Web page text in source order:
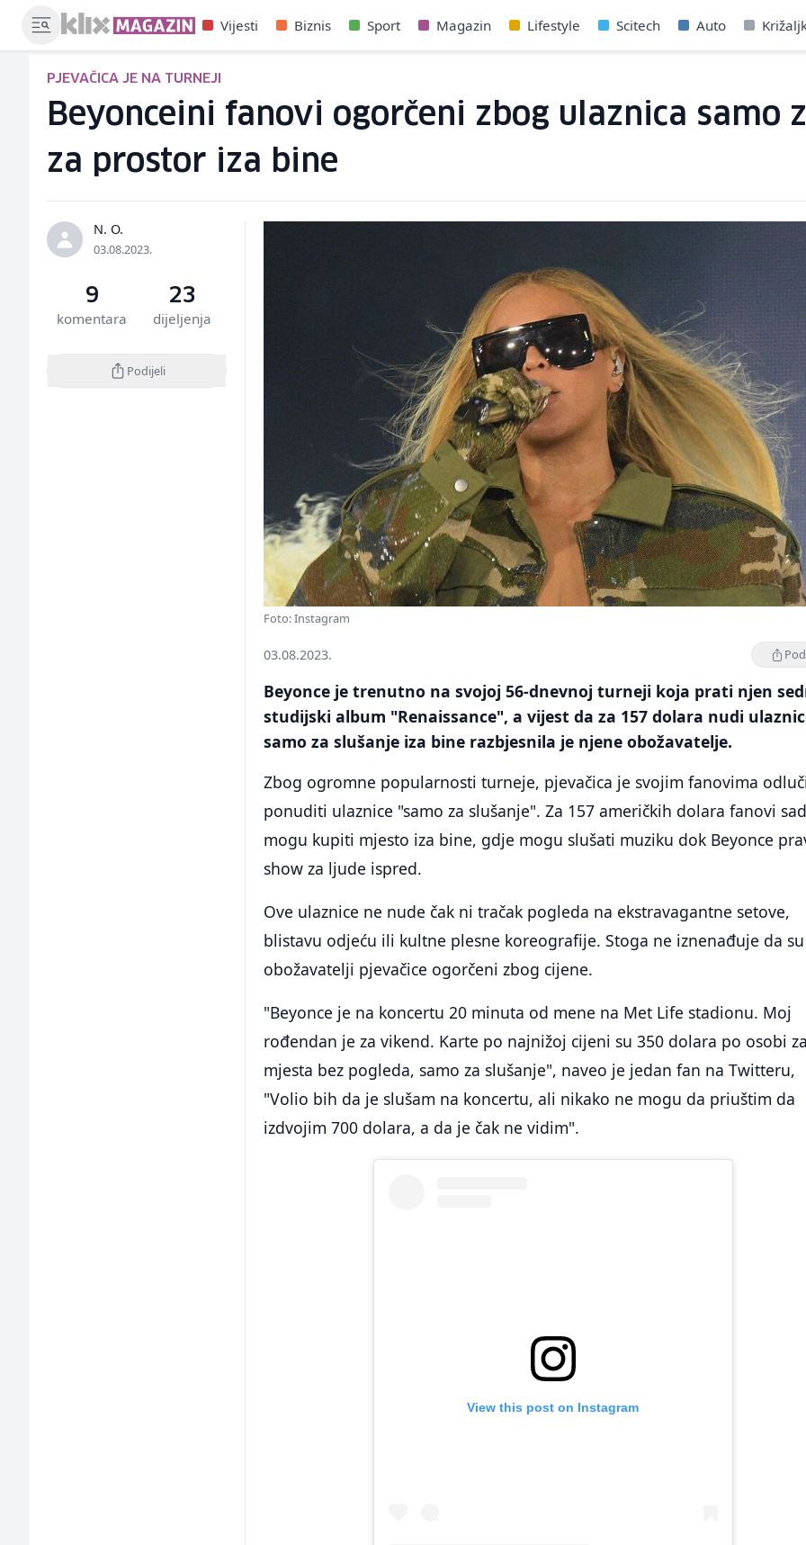
Vijesti Biznis Sport Magazin Lifestyle Scitech Auto
PJEVAČICA JE NA TURNEJI
Beyonceini fanovi ogorčeni zbog ulaznica samo
za prostor iza bine
N. O.
03.08.2023.
9
komentara
23
dijeljenja
Podijeli
Foto: Instagram
03.08.2023.
Beyonce je trenutno na svojoj 56-dnevnoj turneji koja prati njen
studijski album "Renaissance", a vijest da za 157 dolara nudi
samo za slušanje iza bine razbjesnila je njene obožavatelje.
Zbog ogromne popularnosti turneje, pjevačica je svojim fanovima
ponuditi ulaznice "samo za slušanje". Za 157 američkih dolara fanovi
mogu kupiti mjesto iza bine, gdje mogu slušati muziku dok Beyonce
show za ljude ispred.
Ove ulaznice ne nude čak ni tračak pogleda na ekstravagantne setove,
blistavu odjeću ili kultne plesne koreografije. Stoga ne iznenađuje da su
obožavatelji pjevačice ogorčeni zbog cijene.
"Beyonce je na koncertu 20 minuta od mene na Met Life stadionu. Moj
rođendan je za vikend. Karte po najnižoj cijeni su 350 dolara po osobi
mjesta bez pogleda, samo za slušanje", naveo je jedan fan na Twitteru,
"Volio bih da je slušam na koncertu, ali nikako ne mogu da priuštim da
izdvojim 700 dolara, a da je čak ne vidim".
View this post on Instagram